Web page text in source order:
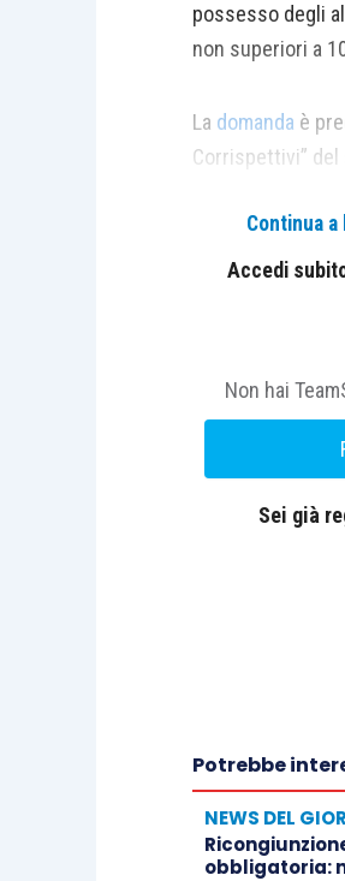
possesso degli
non superiori a
La domanda è
Corrispettivi” del
previsto nella
complessivo di
valore totale
intestato o, in
modello F24.
Centro Studi
Continua
Accedi
Non hai
Sei già
Potrebbe
NEWS DEL
obbligatoria: